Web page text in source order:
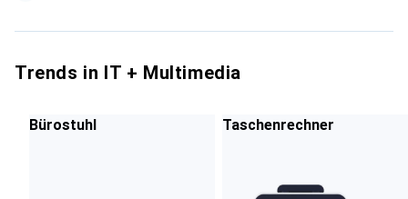
Trends in IT + Multimedia
Bürostuhl Taschenrechner